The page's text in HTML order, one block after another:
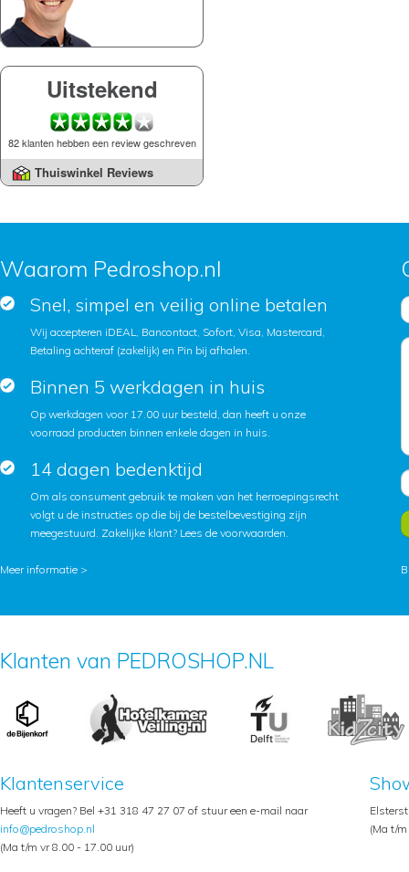
Uitstekend
82 klanten hebben een review geschreven
Thuiswinkel Reviews
Waarom Pedroshop.nl
Snel, simpel en veilig online betalen
Wij accepteren iDEAL, Bancontact, Sofort, Visa, Mastercard,
Betaling achteraf (zakelijk) en Pin bij afhalen.
Binnen 5 werkdagen in huis
Op werkdagen voor 17.00 uur besteld, dan heeft u onze
voorraad producten binnen enkele dagen in huis.
14 dagen bedenktijd
Om als consument gebruik te maken van het herroepingsrecht
volgt u de instructies op die bij de bestelbevestiging zijn
meegestuurd. Zakelijke klant? Lees de voorwaarden.
Meer informatie >
Klanten van PEDROSHOP.NL
Klantenservice
Heeft u vragen? Bel +31 318 47 27 07 of stuur een e-mail naar
info@pedroshop.nl
(Ma t/m vr 8.00 - 17.00 uur)
(Ma t/